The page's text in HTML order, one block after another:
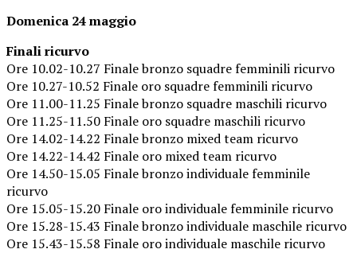
Domenica 24 maggio
Finali ricurvo
Ore 10.02-10.27 Finale bronzo squadre femminili ricurvo
Ore 10.27-10.52 Finale oro squadre femminili ricurvo
Ore 11.00-11.25 Finale bronzo squadre maschili ricurvo
Ore 11.25-11.50 Finale oro squadre maschili ricurvo
Ore 14.02-14.22 Finale bronzo mixed team ricurvo
Ore 14.22-14.42 Finale oro mixed team ricurvo
Ore 14.50-15.05 Finale bronzo individuale femminile
ricurvo
Ore 15.05-15.20 Finale oro individuale femminile ricurvo
Ore 15.28-15.43 Finale bronzo individuale maschile ricurvo
Ore 15.43-15.58 Finale oro individuale maschile ricurvo